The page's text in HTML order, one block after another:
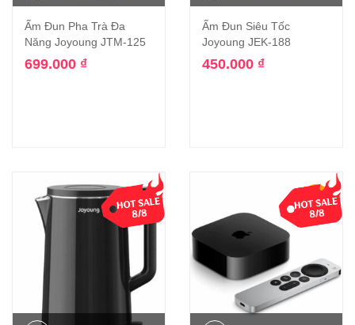
Ấm Đun Pha Trà Đa
Năng Joyoung JTM-125
699.000 ₫
Ấm Đun Siêu Tốc
Joyoung JEK-188
450.000 ₫
-13%